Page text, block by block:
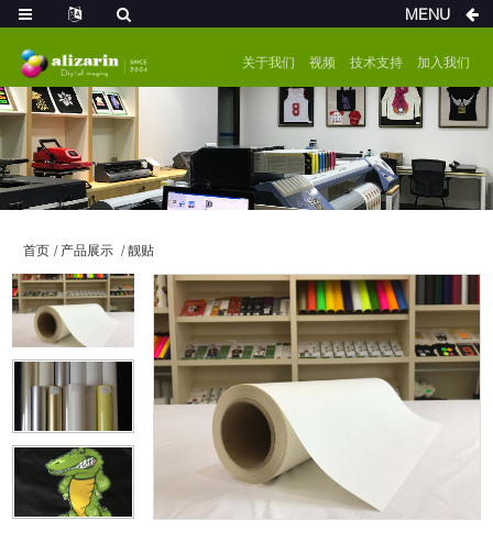
关于我们 视频 技术支持 加入我们
首页 产品展示 靓贴
MENU